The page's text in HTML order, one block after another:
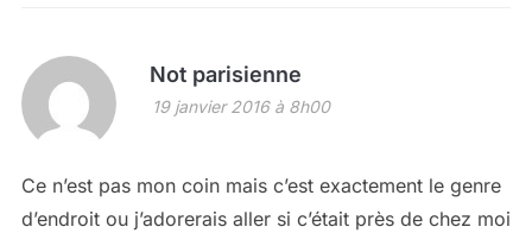
Not parisienne
19 janvier 2016 à 8h00
Ce n’est pas mon coin mais c’est exactement le genre
d’endroit ou j’adorerais aller si c’était près de chez moi